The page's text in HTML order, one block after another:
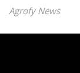
Agrofy News